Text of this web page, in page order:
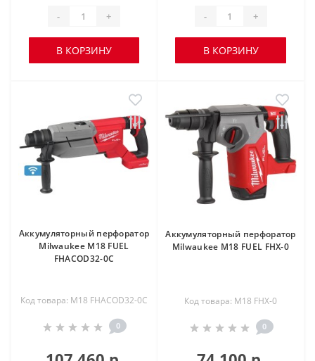
- +
В КОРЗИНУ
- +
В КОРЗИНУ
Аккумуляторный перфоратор
Milwaukee M18 FUEL
FHACOD32-0C
Код товара: M18 FHACOD32-0C
0
Аккумуляторный перфоратор
Milwaukee M18 FUEL FHX-0
Код товара: M18 FHX-0
0